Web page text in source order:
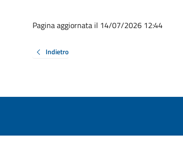
Pagina aggiornata il 14/07/2026 12:44
Indietro